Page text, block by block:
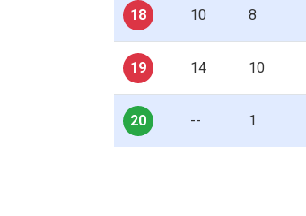
18 10 8
19 14 10
20 -- 1